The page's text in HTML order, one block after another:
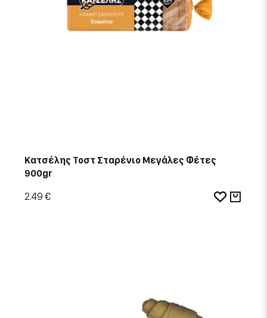
Κατσέλης Τοστ Σταρένιο Μεγάλες Φέτες
900gr
2.49 €